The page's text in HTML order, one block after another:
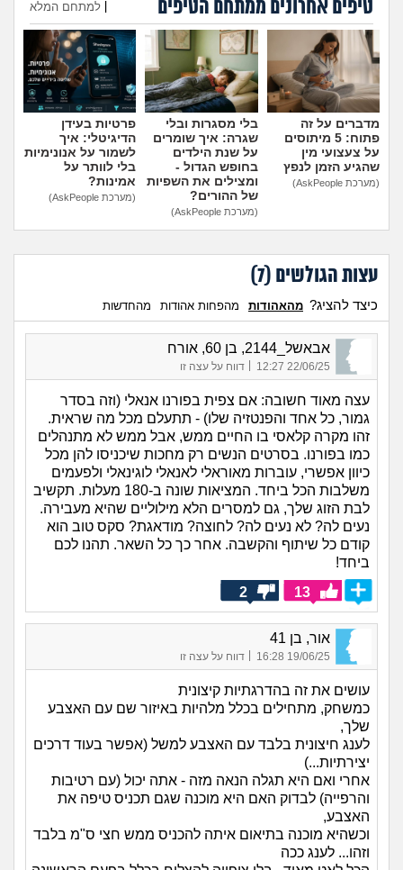
מה שעובר עליי
שומרים על הגוף
פיננסי וכלכלה
בין הסדינים
חיות מחמד
טיפים אחרונים ממתחם הטיפים למתחם המלא
הוספת טיפ
מדברים על זה
פתוח: 5 מיתוסים
על צעצועי מין
שהגיע הזמן לנפץ
(מערכת AskPeople)
בלי מסגרות ובלי
שגרה: איך שומרים
על שנת הילדים
בחופש הגדול -
ומצילים את השפיות
של ההורים?
(מערכת AskPeople)
פרטיות בעידן
הדיגיטלי: איך
לשמור על אנונימיות
בלי לוותר על
אמינות?
(מערכת AskPeople)
עצות הגולשים (7
)
כיצד להציג? מהאהודות מהפחות אהודות מהחדשות
אבאשל_2144, בן 60, אורח
22/06/25 12:27
| דווח על עצה זו
עצה מאוד חשובה: אם צפית בפורנו אנאלי (וזה בסדר
גמור, כל אחד והפנטזיה שלו) - תתעלם מכל מה שראית.
זהו מקרה קלאסי בו החיים ממש, אבל ממש לא מתנהלים
כמו בפורנו. בסרטים הנשים רק מחכות שיכניסו להן מכל
כיוון אפשרי, עוברות מאוראלי לאנאלי לוגינאלי ולפעמים
משלבות הכל ביחד. המציאות שונה ב-180 מעלות. תקשיב
לבת הזוג שלך, גם למסרים הלא מילוליים שהיא מעבירה.
נעים לה? לא נעים לה? לחוצה? מודאגת? סקס טוב הוא
קודם כל שיתוף והקשבה. אחר כך כל השאר. תהנו לכם
ביחד!
13
2
אור, בן 41
19/06/25 16:28 דווח על עצה זו
עושים את זה בהדרגתיות קיצונית
כמשחק, מתחילים בכלל מלהיות באיזור שם עם האצבע
שלך,
לענג חיצונית בלבד עם האצבע למשל (אפשר בעוד דרכים
יצירתיות...)
אחרי ואם היא תגלה הנאה מזה - אתה יכול (עם רטיבות
והרפייה) לבדוק האם היא מוכנה שגם תכניס טיפה את
האצבע,
וכשהיא מוכנה בתיאום איתה להכניס ממש חצי ס"מ בלבד
וזהו... לענג ככה